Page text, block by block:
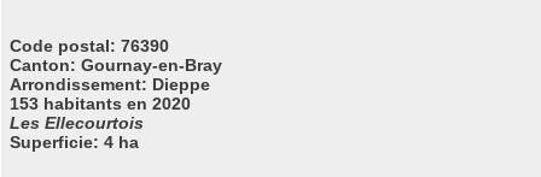
Code postal: 76390
Canton: Gournay-en-Bray
Arrondissement: Dieppe
153 habitants en 2020
Les Ellecourtois
Superficie: 4 ha